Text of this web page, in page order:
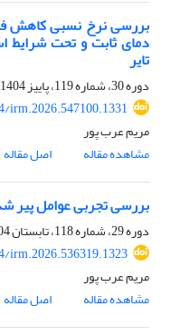
بررسی نرخ نسبی کاهش
دمای ثابت و تحت شرایط
تایر
دوره 30، شماره 119، پاییز 1404، صفحه
irm.2026.547100.1331
مریم عرب پور
مشاهده مقاله
اصل مقاله
بررسی تجربی عوامل پیر
دوره 29، شماره 118، تابستان 1404، صفحه
irm.2026.536319.1323
مریم عرب پور
مشاهده مقاله
اصل مقاله